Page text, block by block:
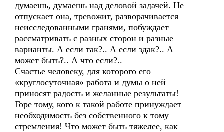
думаешь, думаешь над деловой задачей. Не
отпускает она, тревожит, разворачивается
неисследованными гранями, побуждает
рассматривать с разных сторон и разные
варианты. А если так?.. А если эдак?.. А
может быть?.. А что если?..
Счастье человеку, для которого его
«круглосуточная» работа и думы о ней
приносят радость и желанные результаты!
Горе тому, кого к такой работе принуждает
необходимость без собственного к тому
стремления! Что может быть тяжелее, как